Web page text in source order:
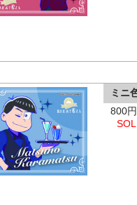
ミニ
800